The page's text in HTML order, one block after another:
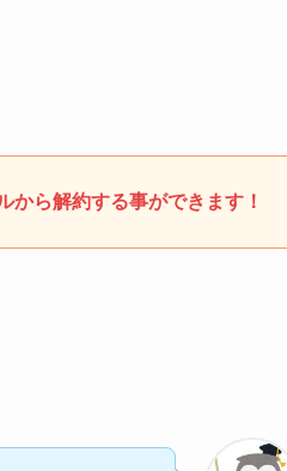
から解約する事ができます！